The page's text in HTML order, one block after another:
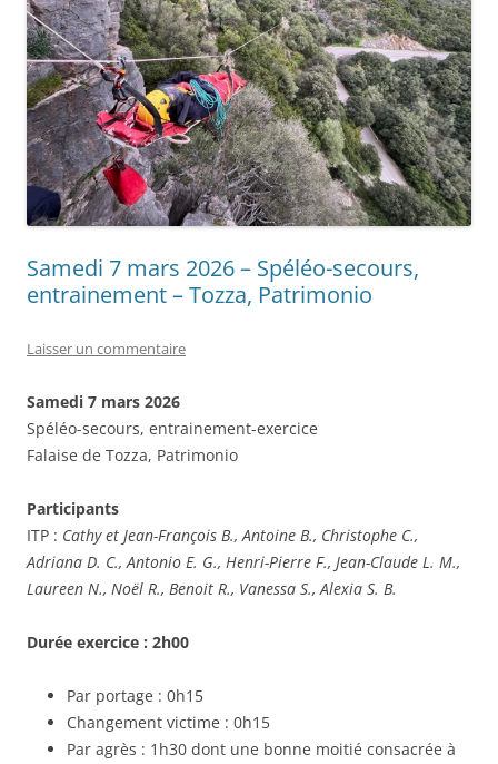
Samedi 7 mars 2026 – Spéléo-secours,
entrainement – Tozza, Patrimonio
Laisser un commentaire
Samedi 7 mars 2026
Spéléo-secours, entrainement-exercice
Falaise de Tozza, Patrimonio
Participants
ITP : Cathy et Jean-François B., Antoine B., Christophe C.,
Adriana D. C., Antonio E. G., Henri-Pierre F., Jean-Claude L. M.,
Laureen N., Noël R., Benoit R., Vanessa S., Alexia S. B.
Durée exercice : 2h00
Par portage : 0h15
Changement victime : 0h15
Par agrès : 1h30 dont une bonne moitié consacrée à